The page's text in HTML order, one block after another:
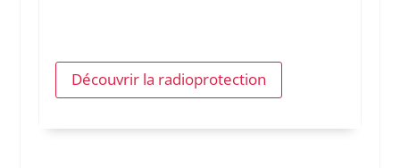
Découvrir la radioprotection